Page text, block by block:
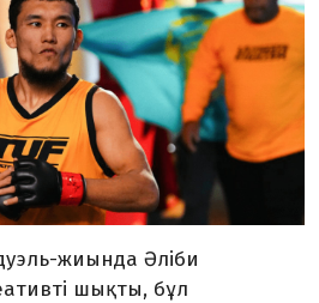
жиында Әліби
шықты, бұл